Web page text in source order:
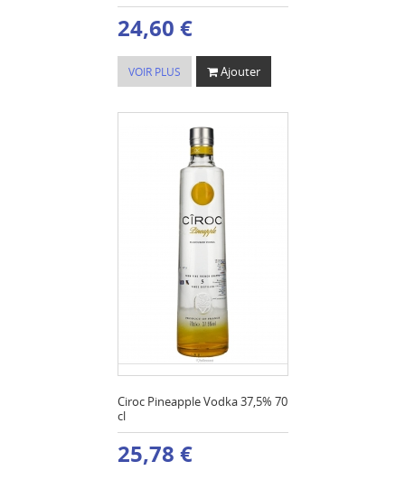
24,60 €
VOIR PLUS Ajouter
Ciroc Pineapple Vodka 37,5% 70
cl
25,78 €